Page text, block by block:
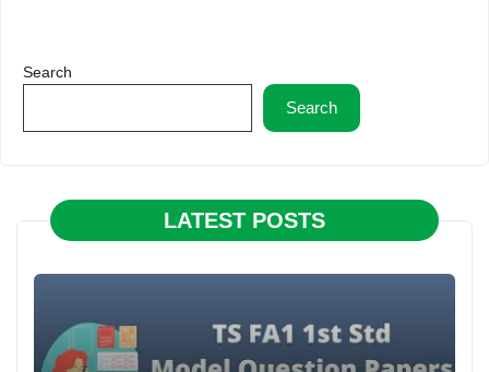
Search
Search
LATEST POSTS